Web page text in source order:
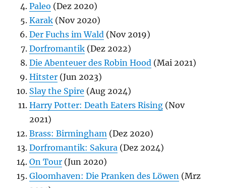
Paleo (Dez 2020)
Karak (Nov 2020)
Der Fuchs im Wald (Nov 2019)
Dorfromantik (Dez 2022)
Die Abenteuer des Robin Hood (Mai 2021)
Hitster (Jun 2023)
Slay the Spire (Aug 2024)
Harry Potter: Death Eaters Rising (Nov
2021)
Brass: Birmingham (Dez 2020)
Dorfromantik: Sakura (Dez 2024)
On Tour (Jun 2020)
Gloomhaven: Die Pranken des Löwen (Mrz